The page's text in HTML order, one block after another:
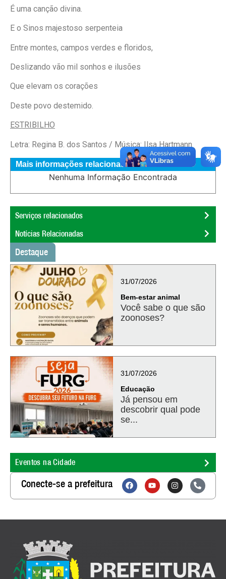
É uma canção divina.
E o Sinos majestoso serpenteia
Entre montes, campos verdes e floridos,
Deslizando vão mil sonhos e ilusões
Que elevam os corações
Deste povo destemido.
ESTRIBILHO
Letra: Regina B. dos Santos / Música: Ilsa Hartmann
Mais informações relacionadas
Nenhuma Informação Encontrada
Serviços relacionados
Notícias Relacionadas
Destaque
31/07/2026
Bem-estar animal
Você sabe o que são
zoonoses?
31/07/2026
Educação
Já pensou em
descobrir qual pode
se...
Eventos na Cidade
Conecte-se a prefeitura